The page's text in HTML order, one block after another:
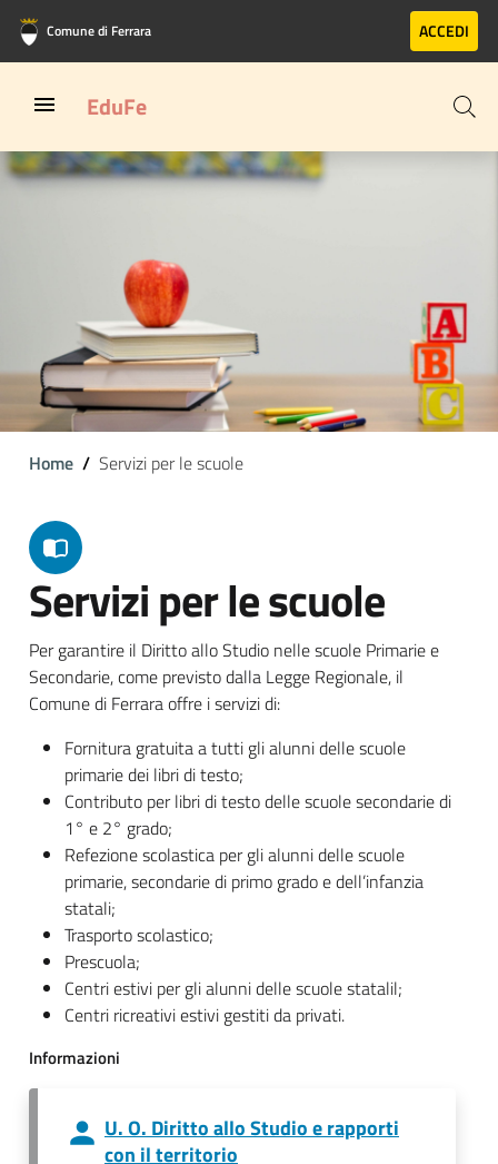
Vai al contenuto principale
Vai al footer
Comune di Ferrara ACCEDI
EduFe
Home Servizi per le scuole
Servizi per le scuole
Per garantire il Diritto allo Studio nelle scuole Primarie e
Secondarie, come previsto dalla Legge Regionale, il
Comune di Ferrara offre i servizi di:
Fornitura gratuita a tutti gli alunni delle scuole
primarie dei libri di testo;
Contributo per libri di testo delle scuole secondarie di
1° e 2° grado;
Refezione scolastica per gli alunni delle scuole
primarie, secondarie di primo grado e dell’infanzia
statali;
Trasporto scolastico;
Prescuola;
Centri estivi per gli alunni delle scuole statalil;
Centri ricreativi estivi gestiti da privati.
Informazioni
U. O. Diritto allo Studio e rapporti
con il territorio